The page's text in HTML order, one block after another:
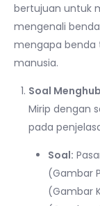
bertujuan untuk
mengenali
mengapa benda
manusia.
Soal
Mirip dengan
pada
Soal:
(Gambar
(Gambar